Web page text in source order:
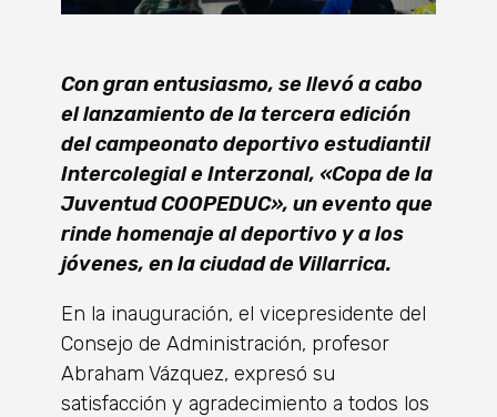
Con gran entusiasmo, se llevó a cabo
el lanzamiento de la tercera edición
del campeonato deportivo estudiantil
Intercolegial e Interzonal, «Copa de la
Juventud COOPEDUC», un evento que
rinde homenaje al deportivo y a los
jóvenes, en la ciudad de Villarrica.
En la inauguración, el vicepresidente del
Consejo de Administración, profesor
Abraham Vázquez, expresó su
satisfacción y agradecimiento a todos los